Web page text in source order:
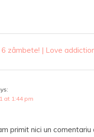
zâmbete! | Love
at 1:44 pm
primit nici un